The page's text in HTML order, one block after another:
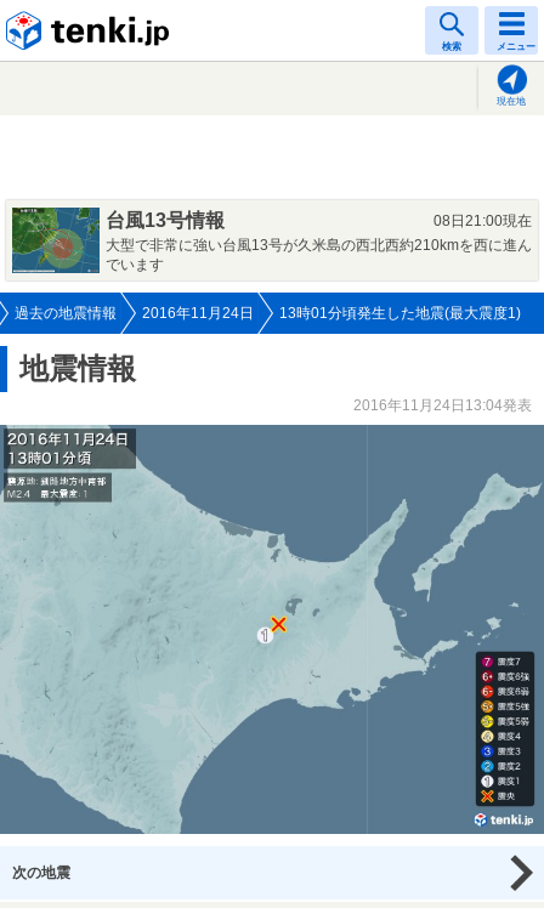
検索 メニュー
現在地
台風13号情報
08日21:00現在
大型で非常に強い台風13号が久米島の西北西約210kmを西に進ん
でいます
過去の地震情報 2016年11月24日 13時01分頃発生した地震(最大震度1)
地震情報
2016年11月24日13:04発表
次の地震